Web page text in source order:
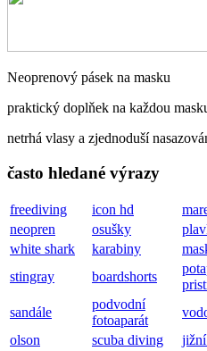
Neoprenový pásek na masku
praktický doplňek na každou
netrhá vlasy a zjednoduší
často hledané výrazy
freediving icon hd
neopren
osušky
white shark
karabiny
stingray
boardshorts
sandále
podvodní
fotoaparát
olson
scuba diving